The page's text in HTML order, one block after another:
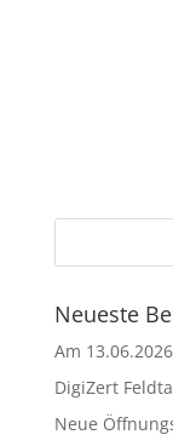
Neueste
Am
DigiZert
Neue